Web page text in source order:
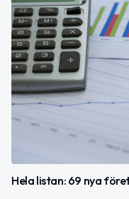
Hela listan: 69 nya